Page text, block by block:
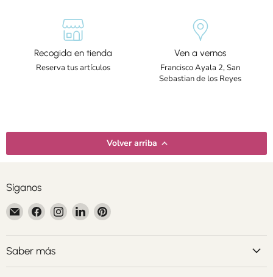
Recogida en tienda
Reserva tus artículos
Ven a vernos
Francisco Ayala 2, San
Sebastian de los Reyes
Volver arriba
Síganos
Encuéntrenos
en
Correo
electrónico
Encuéntrenos
en
Facebook
Encuéntrenos
en
Instagram
Encuéntrenos
en
LinkedIn
Encuéntrenos
Pinterest
Saber más